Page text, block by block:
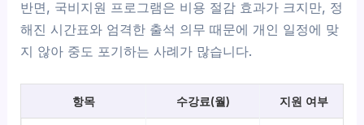
반면, 국비지원 프로그램은 비용 절감 효과가 크지만, 정
해진 시간표와 엄격한 출석 의무 때문에 개인 일정에 맞
지 않아 중도 포기하는 사례가 많습니다.
항목 수강료(월) 지원 여부